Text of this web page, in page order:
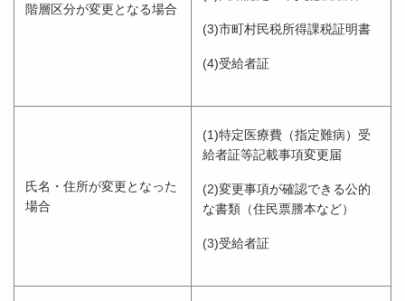
階層区分が変更となる場合
(3)市町村民税所得課税証明書
(4)受給者証
氏名・住所が変更となった
場合
(1)特定医療費（指定難病）受
給者証等記載事項変更届
(2)変更事項が確認できる公的
な書類（住民票謄本など）
(3)受給者証